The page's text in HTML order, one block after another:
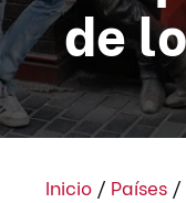
de
Inicio / Países /